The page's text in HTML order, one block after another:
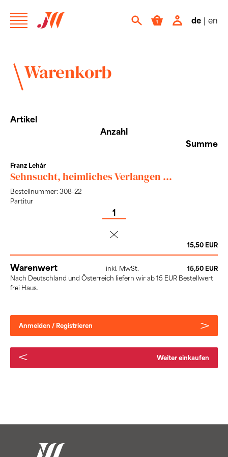
de | en
Warenkorb
Artikel
Anzahl
Summe
Franz Lehár
Sehnsucht, heimliches Verlangen ...
Bestellnummer: 308-22
Partitur
löschen
15,50 EUR
Warenwert inkl. MwSt.
15,50 EUR
Nach Deutschland und Österreich liefern wir ab 15 EUR Bestellwert
frei Haus.
Weiter einkaufen
Anmelden / Registrieren